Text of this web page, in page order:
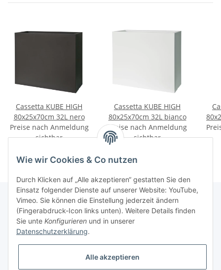
Cassetta KUBE HIGH
80x25x70cm 32L nero
Preise nach Anmeldung
sichtbar
Cassetta KUBE HIGH
80x25x70cm 32L bianco
Preise nach Anmeldung
sichtbar
Informationen
Gesetzliche Informationen
Wie wir Cookies & Co nutzen
Durch Klicken auf „Alle akzeptieren“ gestatten Sie den
Einsatz folgender Dienste auf unserer Website: YouTube,
Vimeo. Sie können die Einstellung jederzeit ändern
(Fingerabdruck-Icon links unten). Weitere Details finden
Sie unte Konfigurieren und in unserer
Datenschutzerklärung.
Alle akzeptieren